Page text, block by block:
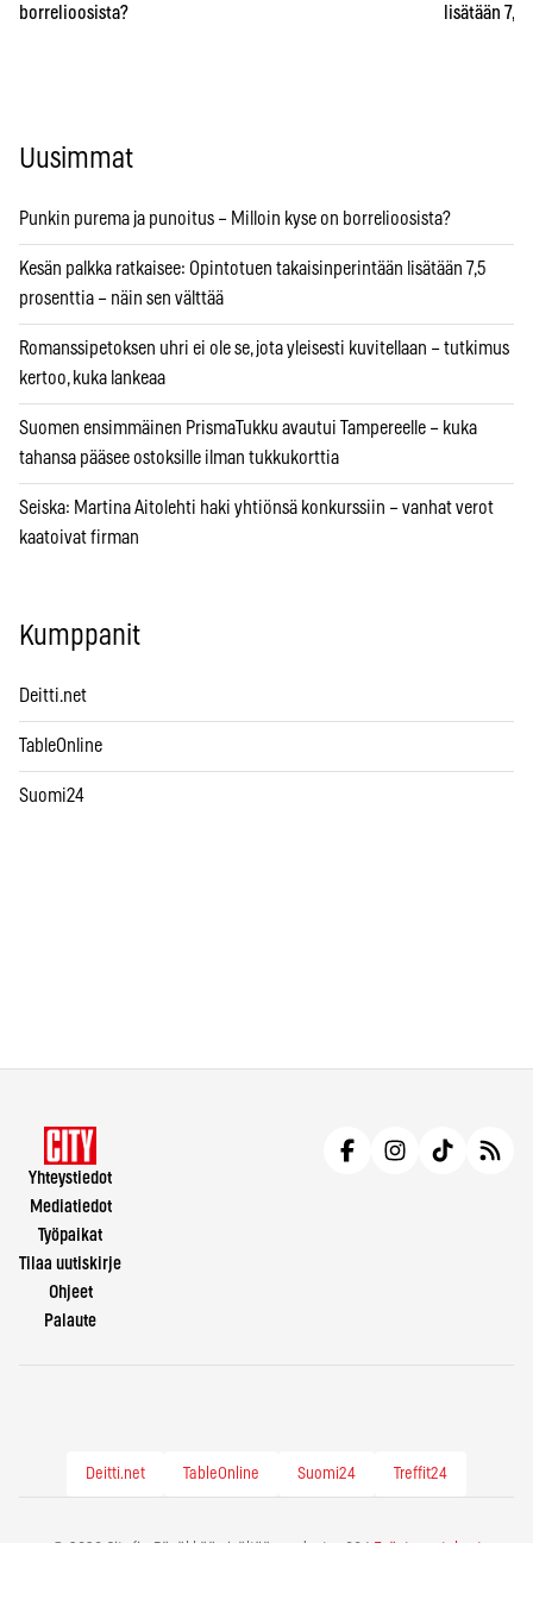
borrelioosista?
lisätään
Uusimmat
Punkin purema ja punoitus – Milloin kyse on borrelioosista?
Kesän palkka ratkaisee: Opintotuen takaisinperintään lisätään 7,5
prosenttia – näin sen välttää
Romanssipetoksen uhri ei ole se, jota yleisesti kuvitellaan – tutkimus
kertoo, kuka lankeaa
Suomen ensimmäinen PrismaTukku avautui Tampereelle – kuka
tahansa pääsee ostoksille ilman tukkukorttia
Seiska: Martina Aitolehti haki yhtiönsä konkurssiin – vanhat verot
kaatoivat firman
Kumppanit
Deitti.net
TableOnline
Suomi24
Yhteystiedot
Mediatiedot
Työpaikat
Tilaa uutiskirje
Ohjeet
Palaute
Deitti.net TableOnline Suomi24 Treffit24